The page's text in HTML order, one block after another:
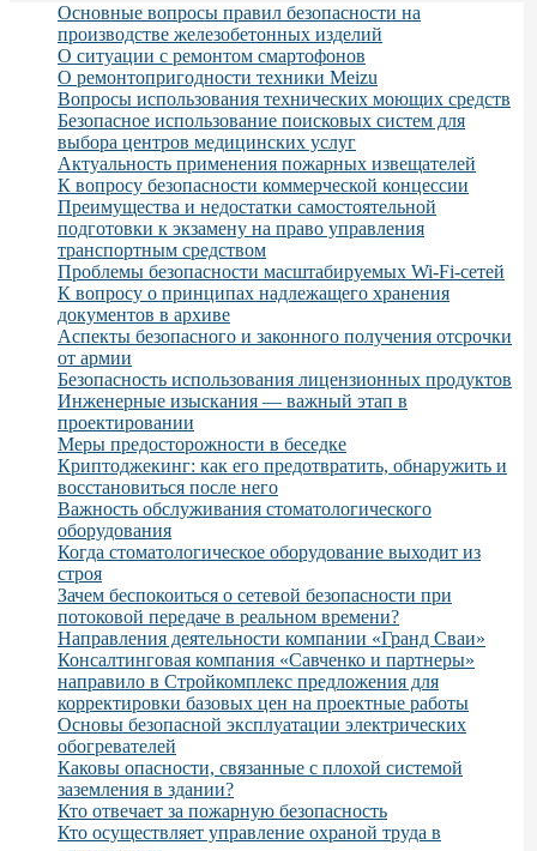
Основные вопросы правил безопасности на
производстве железобетонных изделий
О ситуации с ремонтом смартофонов
О ремонтопригодности техники Meizu
Вопросы использования технических моющих средств
Безопасное использование поисковых систем для
выбора центров медицинских услуг
Актуальность применения пожарных извещателей
К вопросу безопасности коммерческой концессии
Преимущества и недостатки самостоятельной
подготовки к экзамену на право управления
транспортным средством
Проблемы безопасности масштабируемых Wi-Fi-сетей
К вопросу о принципах надлежащего хранения
документов в архиве
Аспекты безопасного и законного получения отсрочки
от армии
Безопасность использования лицензионных продуктов
Инженерные изыскания — важный этап в
проектировании
Меры предосторожности в беседке
Криптоджекинг: как его предотвратить, обнаружить и
восстановиться после него
Важность обслуживания стоматологического
оборудования
Когда стоматологическое оборудование выходит из
строя
Зачем беспокоиться о сетевой безопасности при
потоковой передаче в реальном времени?
Направления деятельности компании «Гранд Сваи»
Консалтинговая компания «Савченко и партнеры»
направило в Стройкомплекс предложения для
корректировки базовых цен на проектные работы
Основы безопасной эксплуатации электрических
обогревателей
Каковы опасности, связанные с плохой системой
заземления в здании?
Кто отвечает за пожарную безопасность
Кто осуществляет управление охраной труда в